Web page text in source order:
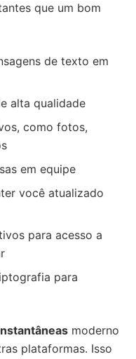
que um bom
de texto em
alta qualidade
como fotos,
em equipe
você atualizado
para acesso a
para
moderno
plataformas. Isso